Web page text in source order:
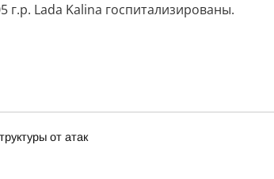
Lada Kalina госпитализированы.
от атак